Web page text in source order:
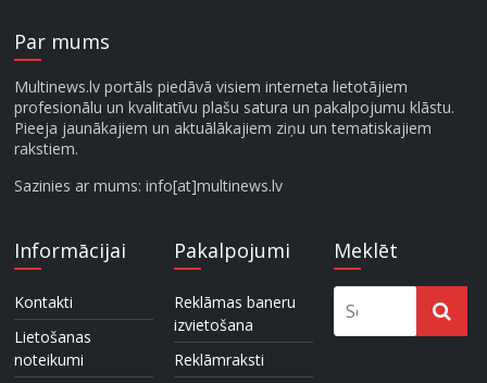
Par mums
Multinews.lv portāls piedāvā visiem interneta lietotājiem
profesionālu un kvalitatīvu plašu satura un pakalpojumu klāstu.
Pieeja jaunākajiem un aktuālākajiem ziņu un tematiskajiem
rakstiem.
Sazinies ar mums: info[at]multinews.lv
Informācijai
Kontakti
Lietošanas
noteikumi
Pakalpojumi
Reklāmas baneru
izvietošana
Reklāmraksti
Meklēt